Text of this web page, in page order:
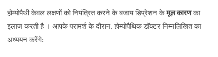
होम्योपैथी केवल लक्षणों को नियंत्रित करने के बजाय डिप्रेशन केमूल कारणका
इलाज करती है । आपके परामर्श के दौरान, होम्योपैथिक डॉक्टर निम्नलिखित का
अध्ययन करेंगे: